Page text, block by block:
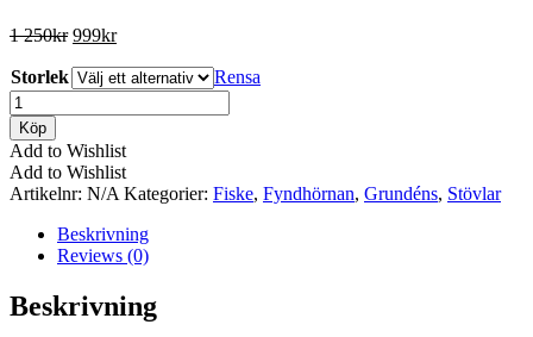
1 250kr Det
priset
var:
1
250kr.
999krDet
priset
är:
999kr.
Storlek
Rensa
Grundéns
ankelstövlar
monument
gray
mängd
Köp
Add to Wishlist
Add to Wishlist
Artikelnr: N/A Kategorier: Fiske, Fyndhörnan, Grundéns, Stövlar
Beskrivning
Reviews (0)
Beskrivning